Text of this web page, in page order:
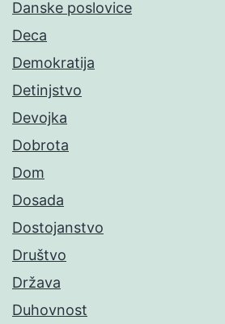
Danske poslovice
Deca
Demokratija
Detinjstvo
Devojka
Dobrota
Dom
Dosada
Dostojanstvo
Društvo
Država
Duhovnost